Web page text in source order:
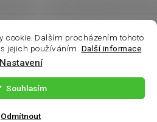
cookie. Dalším procházením tohoto
jejich používáním. Další informace
Nastavení
Odmítnout
Souhlasím
zákazníci. Ve
6.8 je na
otevřeno
14:00. Děkuji
| Nakódoval
. Všechna práva vyhrazena.